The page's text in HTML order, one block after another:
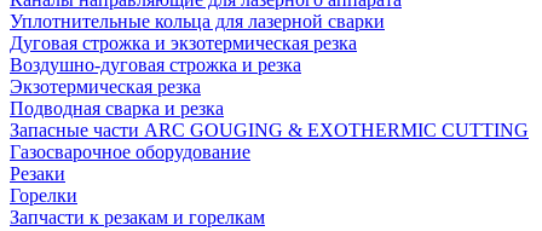
Уплотнительные кольца для лазерной сварки
Дуговая строжка и экзотермическая резка
Воздушно-дуговая строжка и резка
Экзотермическая резка
Подводная сварка и резка
Запасные части ARC GOUGING & EXOTHERMIC CUTTING
Газосварочное оборудование
Резаки
Горелки
Запчасти к резакам и горелкам